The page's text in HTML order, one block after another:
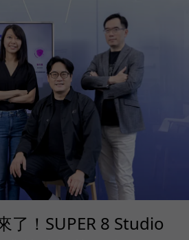
了！SUPER 8 Studio